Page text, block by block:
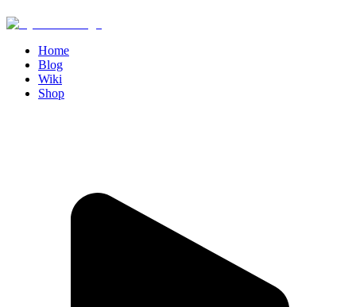
Home
Blog
Wiki
Shop